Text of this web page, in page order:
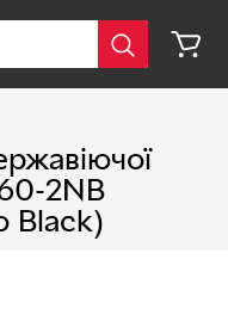
2NB
Black)